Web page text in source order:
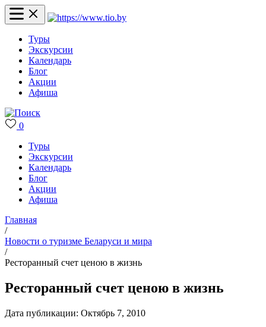
Туры
Экскурсии
Календарь
Блог
Акции
Афиша
0
Туры
Экскурсии
Календарь
Блог
Акции
Афиша
Главная
/
Новости о туризме Беларуси и мира
/
Ресторанный счет ценою в жизнь
Ресторанный счет ценою в жизнь
Дата публикации: Октябрь 7, 2010